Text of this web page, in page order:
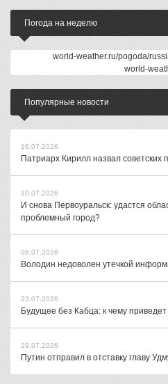
Погода на неделю
world-weather.ru/pogoda/
world-
Популярные новости
16.07.2026
Патриарх Кирилл назвал советских
10.07.2026
И снова Первоуральск: удастся
проблемный город?
08.07.2026
Володин недоволен утечкой
23.07.2026
Будущее без Кабца: к чему
29.07.2026
Путин отправил в отставку главу